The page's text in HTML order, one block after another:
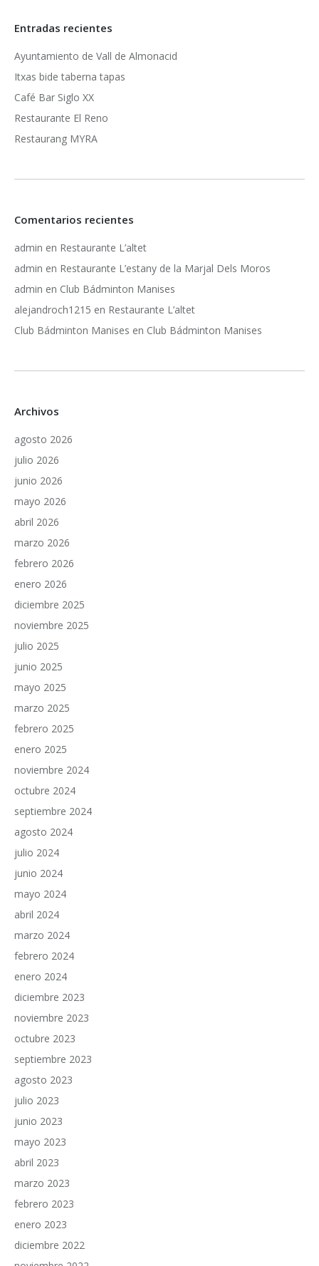
Entradas recientes
Ayuntamiento de Vall de Almonacid
Itxas bide taberna tapas
Café Bar Siglo XX
Restaurante El Reno
Restaurang MYRA
Comentarios recientes
admin en Restaurante L’altet
admin en Restaurante L’estany de la Marjal Dels Moros
admin en Club Bádminton Manises
alejandroch1215 en Restaurante L’altet
Club Bádminton Manises en Club Bádminton Manises
Archivos
agosto 2026
julio 2026
junio 2026
mayo 2026
abril 2026
marzo 2026
febrero 2026
enero 2026
diciembre 2025
noviembre 2025
julio 2025
junio 2025
mayo 2025
marzo 2025
febrero 2025
enero 2025
noviembre 2024
octubre 2024
septiembre 2024
agosto 2024
julio 2024
junio 2024
mayo 2024
abril 2024
marzo 2024
febrero 2024
enero 2024
diciembre 2023
noviembre 2023
octubre 2023
septiembre 2023
agosto 2023
julio 2023
junio 2023
mayo 2023
abril 2023
marzo 2023
febrero 2023
enero 2023
diciembre 2022